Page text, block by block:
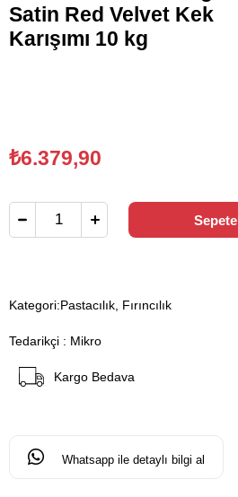
Satin Red Velvet Kek
Karışımı 10 kg
₺6.379,90
Kategori:Pastacılık, Fırıncılık
Tedarikçi : Mikro
Kargo Bedava
Whatsapp ile detaylı bilgi al